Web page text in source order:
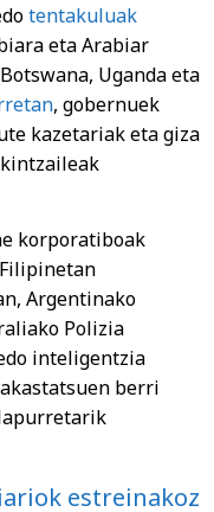
tentakuluak
eta Arabiar
Uganda eta
, gobernuek
kazetariak eta giza
korporatiboak
Argentinako
Polizia
inteligentzia
berri
estreinakoz